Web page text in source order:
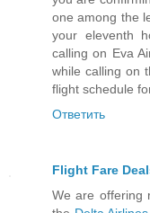
one among the
your eleventh
calling on Eva
while calling on
flight schedule
Ответить
Flight Fare
We are offering